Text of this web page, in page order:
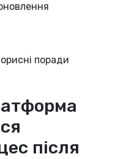
поради
після